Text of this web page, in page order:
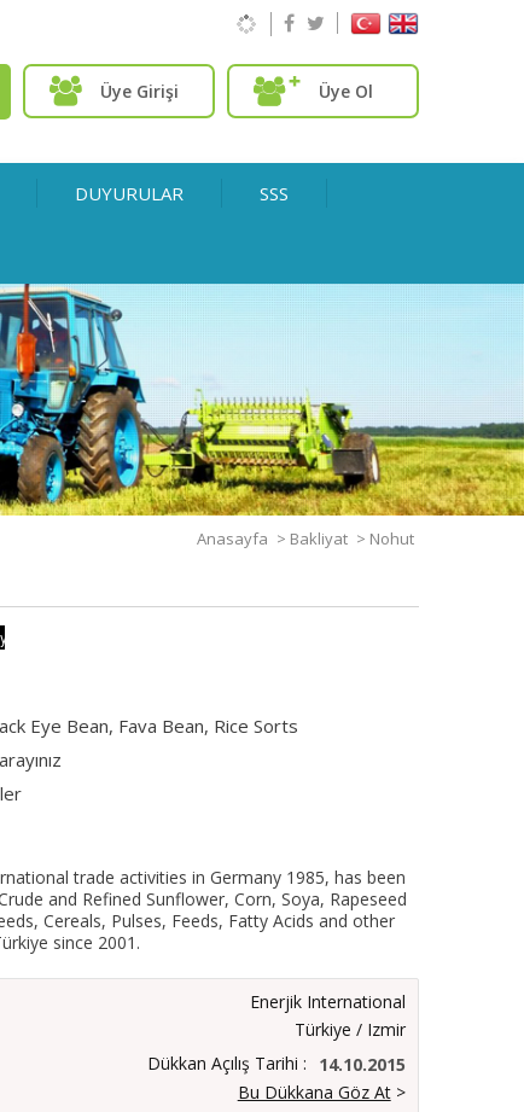
Üye Girişi Üye Ol
DUYURULAR SSS
Anasayfa > Bakliyat > Nohut
Eye Bean, Fava Bean, Rice Sorts
trade activities in Germany 1985, has been
and Refined Sunflower, Corn, Soya, Rapeseed
Cereals, Pulses, Feeds, Fatty Acids and other
since 2001.
Enerjik International
Türkiye / Izmir
Dükkan Açılış Tarihi :
14.10.2015
Bu Dükkana Göz At>